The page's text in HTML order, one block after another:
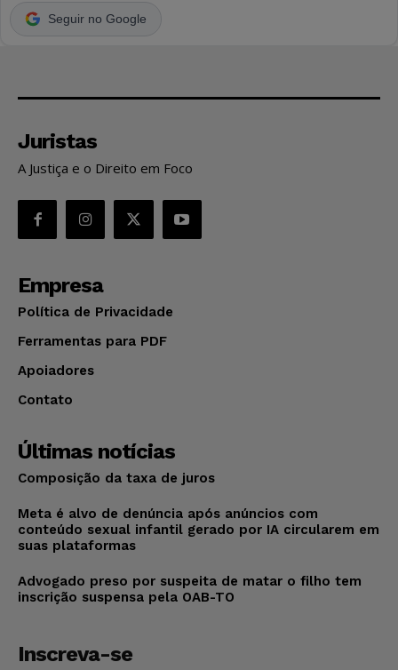
Seguir no Google
Juristas
A Justiça e o Direito em Foco
Empresa
Política de Privacidade
Ferramentas para PDF
Apoiadores
Contato
Últimas notícias
Composição da taxa de juros
Meta é alvo de denúncia após anúncios com
conteúdo sexual infantil gerado por IA circularem em
suas plataformas
Advogado preso por suspeita de matar o filho tem
inscrição suspensa pela OAB-TO
Inscreva-se